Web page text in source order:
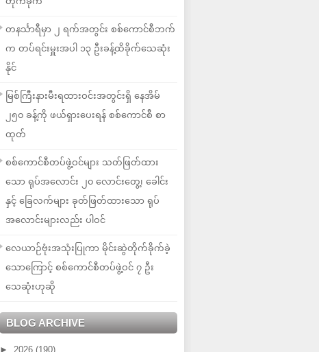
တနင်္သာရီမှာ ၂ ရက်အတွင်း စစ်ကောင်စီဘက်
က တပ်ရင်းမှူးအပါ ၁၃ ဦးခန့်ထိခိုက်သေဆုံး
နိုင်
မြစ်ကြီးနားမီးရထားဝင်းအတွင်းရှိ နေအိမ်
၂၅၀ ခန့်ကို ဖယ်ရှားပေးရန် စစ်ကောင်စီ စာ
ထုတ်
စစ်ကောင်စီတပ်ဖွဲ့ဝင်များ သတ်ဖြတ်ထား
သော ရုပ်အလောင်း ၂၀ လောင်းတွေ့၊ ခေါင်း
နှင့် ခြေလက်များ ခုတ်ဖြတ်ထားသော ရုပ်
အလောင်းများလည်း ပါဝင်
လေယာဉ်ဗုံးအသုံးပြုကာ မိုင်းဆွဲတိုက်ခိုက်ခဲ့
သောကြောင့် စစ်ကောင်စီတပ်ဖွဲ့ဝင် ၇ ဦး
သေဆုံးဟုဆို
BLOG ARCHIVE
► 2026 (190)